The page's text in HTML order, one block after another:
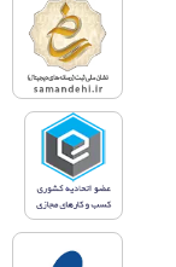
1. دانش حقوقی
نیز